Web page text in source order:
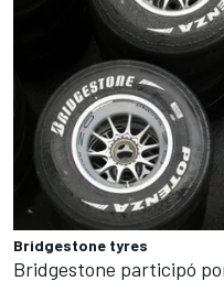
Bridgestone tyres
Bridgestone participó